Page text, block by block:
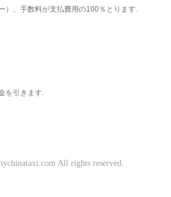
）、手数料が支払費用の100％とります.
を引きます.
All rights reserved.